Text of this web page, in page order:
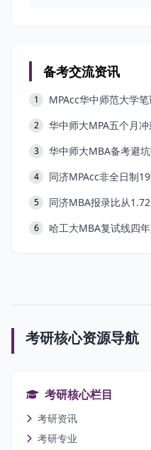
备考交流资讯
1 MPAcc华中师范大学
2 华中师大MPA五个月
3 华中师大MBA备考避
4 同济MPAcc非全日制
5 同济MBA报录比从
6 哈工大MBA复试线四
考研核心资源导航
考研核心栏目
考研资讯
考研专业